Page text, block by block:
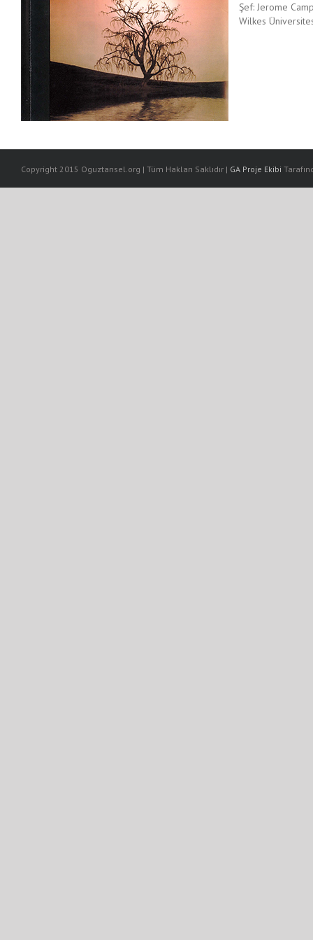
Şef: Jerome
Wilkes
Copyright 2015 Oguztansel.org | Tüm Hakları Saklıdır | GA Proje Ekibi